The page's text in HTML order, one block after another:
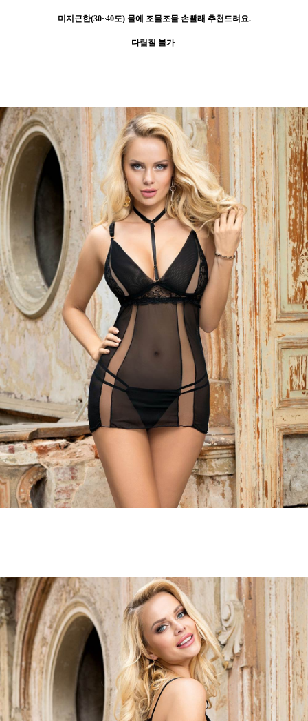
미지근한(30~40도) 물에 조물조물 손빨래 추천드려요.
다림질 불가